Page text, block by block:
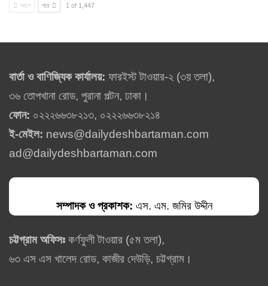
আগে পরে 1 of 1,447
বার্তা ও বাণিজ্যিক কার্যালয়: ফারইস্ট টাওয়ার-২ (৩য় তলা),
৩৬ তোপখানা রোড, পুরানা পল্টন, ঢাকা।
ফোন: ০২২২৬৬৩৮২১৩, ০২২২৬৬৩৮২১৪
ই-মেইল: news@dailydeshbartaman.com
ad@dailydeshbartaman.com
সম্পাদক ও প্রকাশক: এস. এম. জমির উদ্দীন
চট্টগ্রাম অফিসঃ কর্ণফুলী টাওয়ার (৫ম তলা),
৬৩ এস এস খালেদ রোড, কাজীর দেউড়ি, চট্টগ্রাম।